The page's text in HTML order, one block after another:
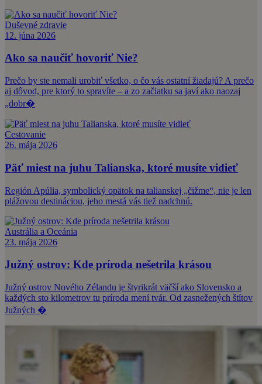
Duševné zdravie
12. júna 2026
Ako sa naučiť hovoriť Nie?
Prečo by ste nemali urobiť všetko, o čo vás ostatní žiadajú? A prečo
aj dôvod, pre ktorý to spravíte – a zo začiatku sa javí ako naozaj
„dobr�
Cestovanie
26. mája 2026
Päť miest na juhu Talianska, ktoré musíte vidieť
Región Apúlia, symbolický opätok na talianskej „čižme“, nie je len
plážovou destináciou, jeho mestá vás tiež nadchnú.
Austrália a Oceánia
23. mája 2026
Južný ostrov: Kde príroda nešetrila krásou
Južný ostrov Nového Zélandu je štyrikrát väčší ako Slovensko a
každých sto kilometrov tu príroda mení tvár. Od zasnežených štítov
Južných �